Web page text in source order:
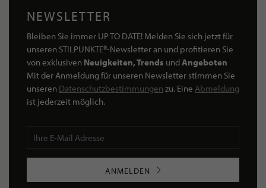
NEWSLETTER
Bleiben Sie immer UP TO DATE! Melden Sie sich jetzt für
unseren STILPUNKTE®-Newsletter an und profitieren Sie
von exklusiven Neuigkeiten, Trends undAngeboten
Mit der Anmeldung für unseren Newsletter stimmen Sie
unseren Datenschutzbestimmungen zu. Eine Abmeldung
ist jederzeit möglich.
ANMELDEN